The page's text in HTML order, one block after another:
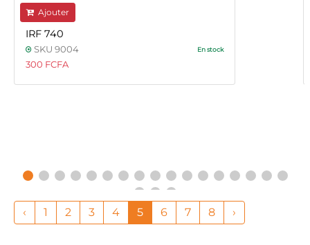
Ajouter
IRF 740
SKU 9004 En stock
300 FCFA
‹ 1 2 3 4 5 6 7 8 ›